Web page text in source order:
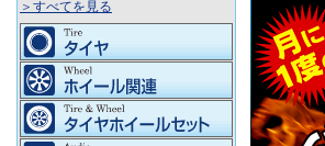
＞すべてを見る